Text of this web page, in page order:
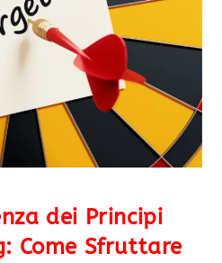
dei Principi
Come Sfruttare